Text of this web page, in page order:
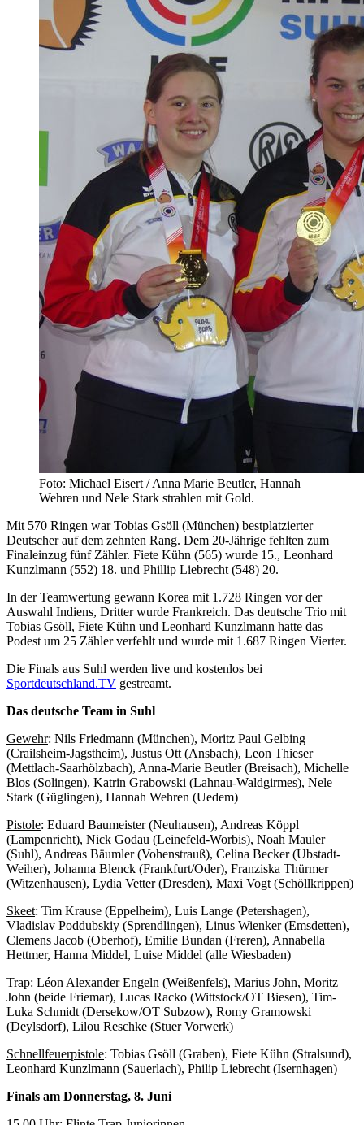
Foto: Michael Eisert / Anna Marie Beutler, Hannah
Wehren und Nele Stark strahlen mit Gold.
Mit 570 Ringen war Tobias Gsöll (München) bestplatzierter
Deutscher auf dem zehnten Rang. Dem 20-Jährige fehlten zum
Finaleinzug fünf Zähler. Fiete Kühn (565) wurde 15., Leonhard
Kunzlmann (552) 18. und Phillip Liebrecht (548) 20.
In der Teamwertung gewann Korea mit 1.728 Ringen vor der
Auswahl Indiens, Dritter wurde Frankreich. Das deutsche Trio mit
Tobias Gsöll, Fiete Kühn und Leonhard Kunzlmann hatte das
Podest um 25 Zähler verfehlt und wurde mit 1.687 Ringen Vierter.
Die Finals aus Suhl werden live und kostenlos bei
Sportdeutschland.TV gestreamt.
Das deutsche Team in Suhl
Gewehr: Nils Friedmann (München), Moritz Paul Gelbing
(Crailsheim-Jagstheim), Justus Ott (Ansbach), Leon Thieser
(Mettlach-Saarhölzbach), Anna-Marie Beutler (Breisach), Michelle
Blos (Solingen), Katrin Grabowski (Lahnau-Waldgirmes), Nele
Stark (Güglingen), Hannah Wehren (Uedem)
Pistole: Eduard Baumeister (Neuhausen), Andreas Köppl
(Lampenricht), Nick Godau (Leinefeld-Worbis), Noah Mauler
(Suhl), Andreas Bäumler (Vohenstrauß), Celina Becker (Ubstadt-
Weiher), Johanna Blenck (Frankfurt/Oder), Franziska Thürmer
(Witzenhausen), Lydia Vetter (Dresden), Maxi Vogt (Schöllkrippen)
Skeet: Tim Krause (Eppelheim), Luis Lange (Petershagen),
Vladislav Poddubskiy (Sprendlingen), Linus Wienker (Emsdetten),
Clemens Jacob (Oberhof), Emilie Bundan (Freren), Annabella
Hettmer, Hanna Middel, Luise Middel (alle Wiesbaden)
Trap: Léon Alexander Engeln (Weißenfels), Marius John, Moritz
John (beide Friemar), Lucas Racko (Wittstock/OT Biesen), Tim-
Luka Schmidt (Dersekow/OT Subzow), Romy Gramowski
(Deylsdorf), Lilou Reschke (Stuer Vorwerk)
Schnellfeuerpistole: Tobias Gsöll (Graben), Fiete Kühn (Stralsund),
Leonhard Kunzlmann (Sauerlach), Philip Liebrecht (Isernhagen)
Finals am Donnerstag, 8. Juni